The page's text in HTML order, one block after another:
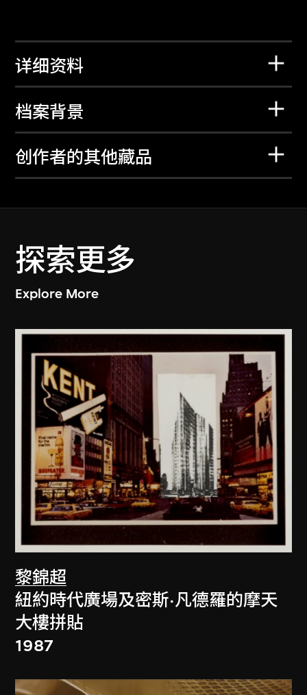
详细资料
档案背景
创作者的其他藏品
探索更多
Explore More
黎錦超
紐約時代廣場及密斯·凡德羅的摩天
大樓拼貼
1987